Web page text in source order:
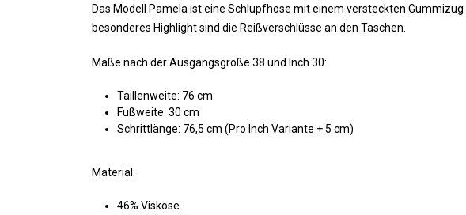
Das Modell Pamela ist eine Schlupfhose mit einem versteckten
besonderes Highlight sind die Reißverschlüsse an den Taschen.
Maße nach der Ausgangsgröße 38 und Inch 30:
Taillenweite: 76 cm
Fußweite: 30 cm
Schrittlänge: 76,5 cm (Pro Inch Variante + 5 cm)
Material:
46% Viskose